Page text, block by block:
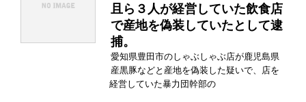
且ら３人が経営していた飲食店
で産地を偽装していたとして逮
捕。
愛知県豊田市のしゃぶしゃぶ店が鹿児島県
産黒豚などと産地を偽装した疑いで、店を
経営していた暴力団幹部の